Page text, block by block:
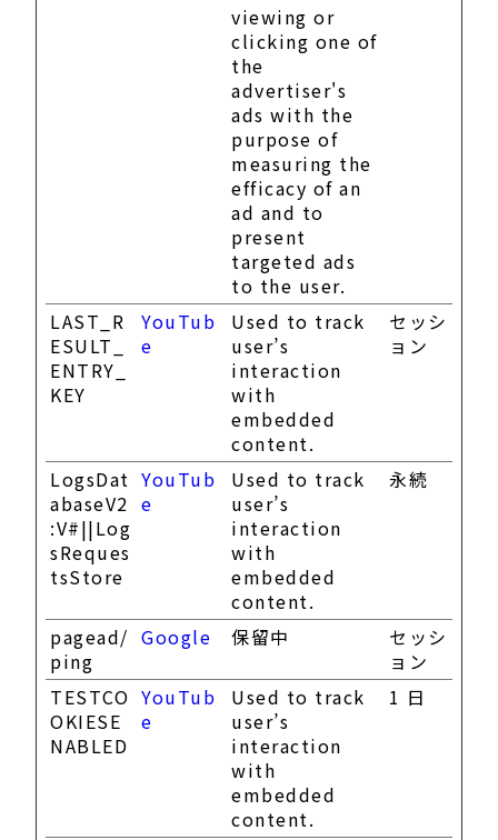
viewing or
clicking one of
the
advertiser's
ads with the
purpose of
measuring the
efficacy of an
ad and to
present
targeted ads
to the user.
LAST_R
ESULT_
ENTRY_
KEY
YouTub
e
Used to track
user’s
interaction
with
embedded
content.
セッシ
ョン
LogsDat
abaseV2
:V#||Log
sReques
tsStore
YouTub
e
Used to track
user’s
interaction
with
embedded
content.
永続
pagead/
ping
Google 保留中
セッシ
ョン
TESTCO
OKIESE
NABLED
YouTub
e
Used to track
user’s
interaction
with
embedded
content.
1 日